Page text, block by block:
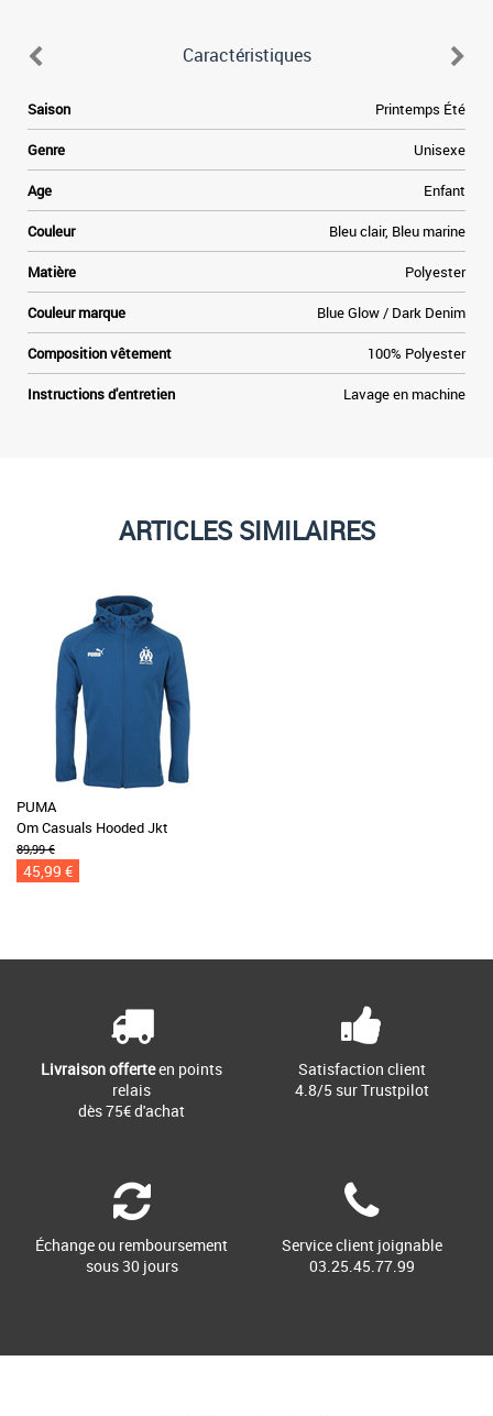
Caractéristiques
Saison Printemps Été
Genre Unisexe
Age Enfant
Couleur Bleu clair, Bleu marine
Matière Polyester
Couleur marque Blue Glow / Dark Denim
Composition vêtement 100% Polyester
Instructions d'entretien Lavage en machine
ARTICLES SIMILAIRES
PUMA
Om Casuals Hooded Jkt
89,99 €
45,99 €
Livraison offerteen points
relais
dès 75€ d'achat
Satisfaction client
4.8/5 sur Trustpilot
Échange ou remboursement
sous 30 jours
Service client joignable
03.25.45.77.99